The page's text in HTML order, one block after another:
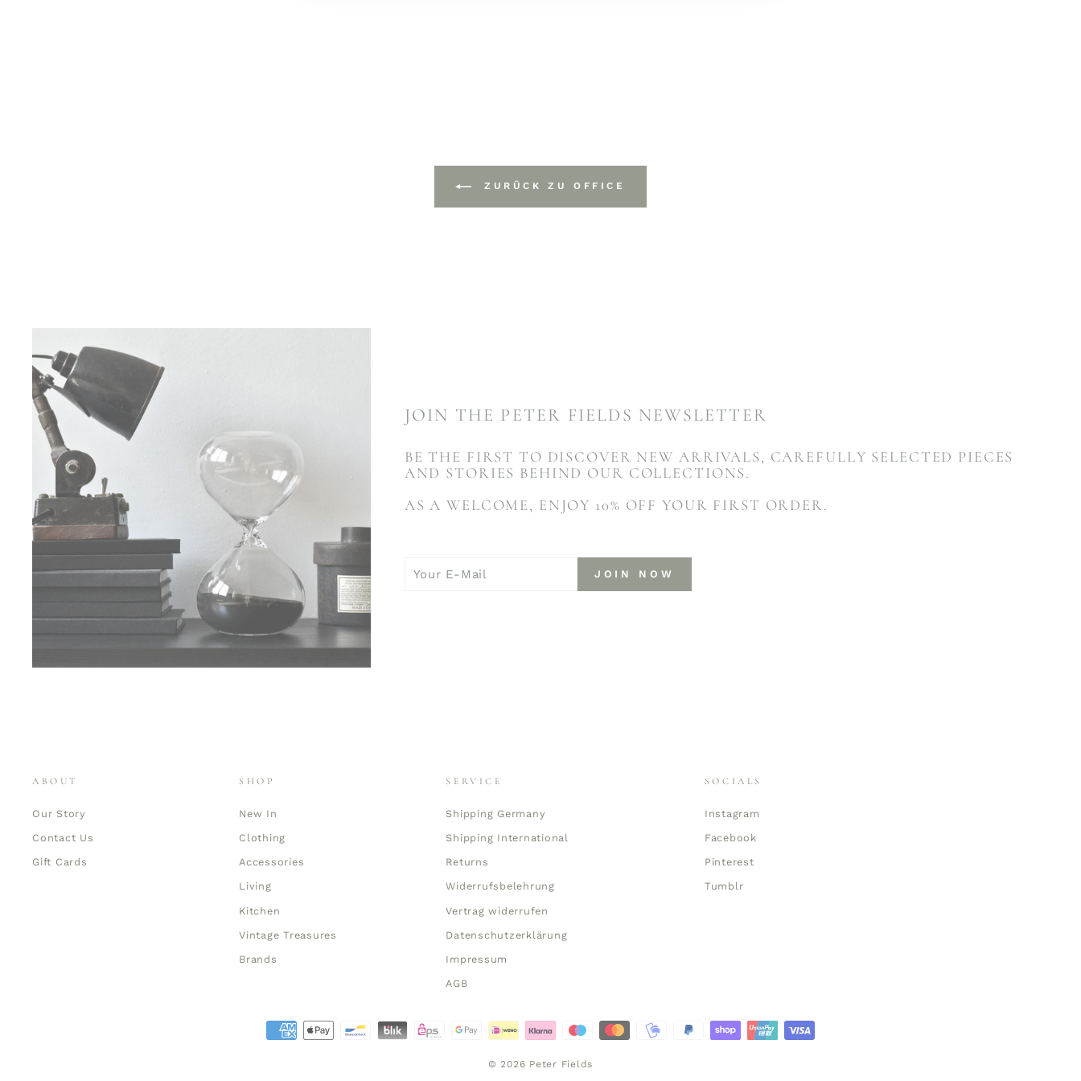
ZURÜCK ZU OFFICE
JOIN THE PETER FIELDS NEWSLETTER
BE THE FIRST TO DISCOVER NEW ARRIVALS, CAREFULLY SELECTED PIECES
AND STORIES BEHIND OUR COLLECTIONS.
AS A WELCOME, ENJOY 10% OFF YOUR FIRST ORDER.
E-
NOW
JOIN NOW
ABOUT
Our Story
Contact Us
Gift Cards
SHOP
New In
Clothing
Accessories
Living
Kitchen
Vintage Treasures
Brands
SERVICE
Shipping Germany
Shipping International
Returns
Widerrufsbelehrung
Vertrag widerrufen
Datenschutzerklärung
Impressum
AGB
SOCIALS
Instagram
Facebook
Pinterest
Tumblr
© 2026 Peter Fields